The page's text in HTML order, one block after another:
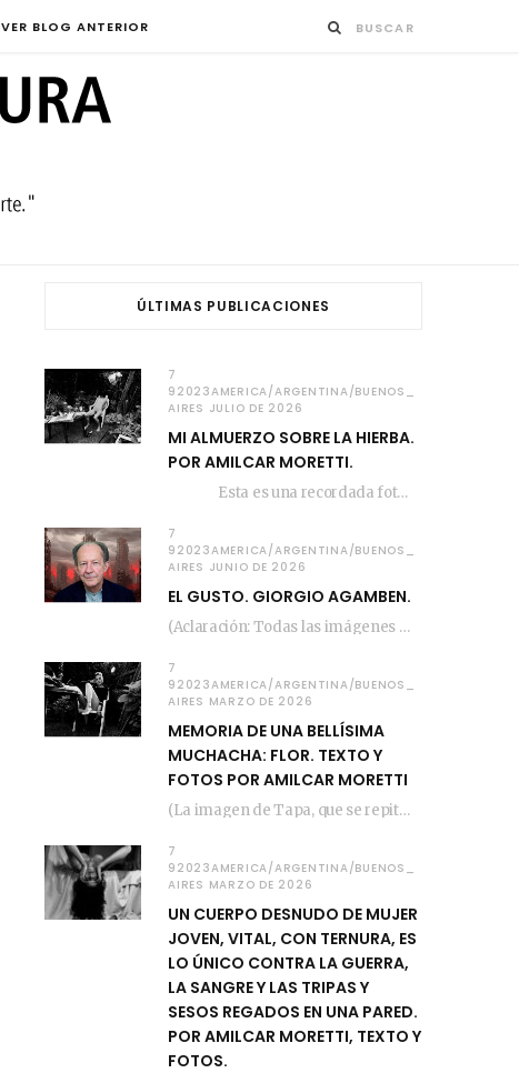
VER BLOG ANTERIOR
ÚLTIMAS PUBLICACIONES
7
92023AMERICA/ARGENTINA/BUENOS_
AIRES JULIO DE 2026
MI ALMUERZO SOBRE LA HIERBA.
POR AMILCAR MORETTI.
Esta es una recordada fotografía que registré…
7
92023AMERICA/ARGENTINA/BUENOS_
AIRES JUNIO DE 2026
EL GUSTO. GIORGIO AGAMBEN.
(Aclaración: Todas las imágenes de este posteo fueron tomadas de Bloghemia.com, y todos los…
7
92023AMERICA/ARGENTINA/BUENOS_
AIRES MARZO DE 2026
MEMORIA DE UNA BELLÍSIMA
MUCHACHA: FLOR. TEXTO Y
FOTOS POR AMILCAR MORETTI
(La imagen de Tapa, que se repite arriba, fue compuesta por Amilcar Moretti el viernes…
7
92023AMERICA/ARGENTINA/BUENOS_
AIRES MARZO DE 2026
UN CUERPO DESNUDO DE MUJER
JOVEN, VITAL, CON TERNURA, ES
LO ÚNICO CONTRA LA GUERRA,
LA SANGRE Y LAS TRIPAS Y
SESOS REGADOS EN UNA PARED.
POR AMILCAR MORETTI, TEXTO Y
FOTOS.